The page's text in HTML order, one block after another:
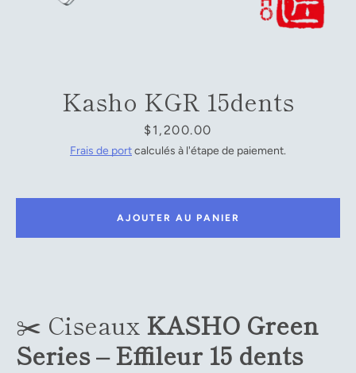
Kasho KGR 15dents
Prix
$1,200.00
Frais de portcalculés à l'étape de paiement.
✂️ Ciseaux KASHO Green
Series – Effileur 15 dents
AJOUTER AU PANIER